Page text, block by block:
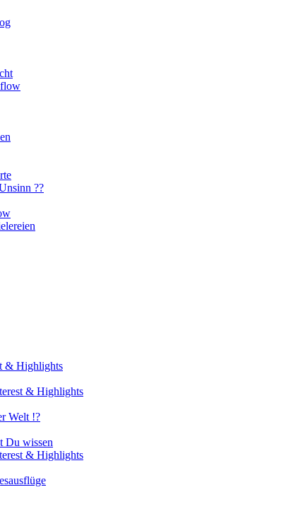
??
& Highlights
& Highlights
Welt !?
Du wissen
& Highlights